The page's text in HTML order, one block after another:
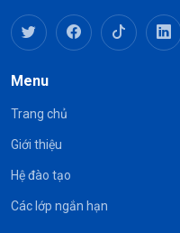
Menu
Trang chủ
Giới thiệu
Hệ đào tạo
Các lớp ngắn hạn